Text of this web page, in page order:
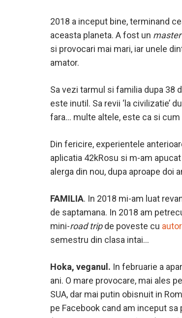
2018 a inceput bine, terminand
aceasta planeta. A fost un master
si provocari mai mari, iar unele
amator.
Sa vezi tarmul si familia dupa 38
este inutil. Sa revii ‘la civilizatie’
fara… multe altele, este ca si
Din fericire, experientele
aplicatia 42kRosu si m-am
alerga din nou, dupa aproape doi
FAMILIA. In 2018 mi-am luat
de saptamana. In 2018 am
mini-road tripde poveste cu
semestru din clasa intai…
Hoka, veganul. In februarie a
ani. O mare provocare, mai ales
SUA, dar mai putin obisnuit in
pe Facebook cand am inceput sa